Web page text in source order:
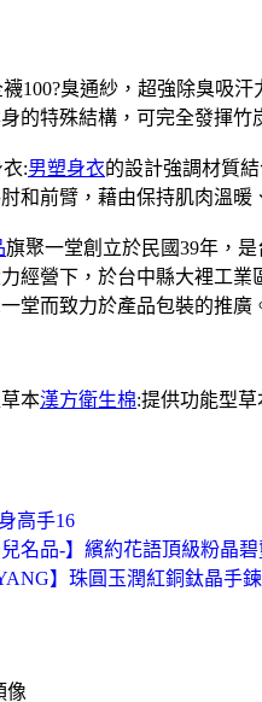
襪100?臭通紗，超強除臭吸
的特殊結構，可完全發揮
:男塑身衣的設計強調材質
和前臂，藉由保持肌肉溫
旗聚一堂創立於民國39年，
經營下，於台中縣大裡工
堂而致力於產品包裝的推廣
本漢方衛生棉:提供功能型
高手16
名品-】繽約花語頂級粉晶
】珠圓玉潤紅銅鈦晶手